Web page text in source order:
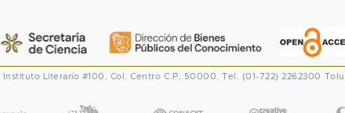
Instituto Literario #100. Col. Centro C.P. 50000. Tel. (01-722) 2262300